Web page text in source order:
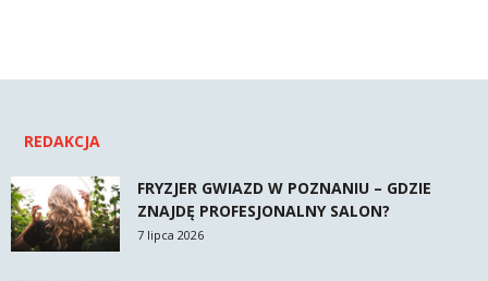
REDAKCJA
FRYZJER GWIAZD W POZNANIU – GDZIE
ZNAJDĘ PROFESJONALNY SALON?
7 lipca 2026